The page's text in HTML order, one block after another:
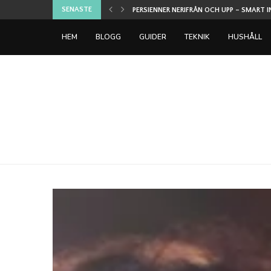
SENASTE SPELEN DE FLESTA SPELARE PROVAR PÅ
HEM BLOGG GUIDER TEKNIK HUSHÅLL